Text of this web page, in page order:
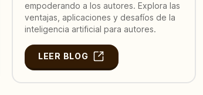
empoderando a los autores. Explora las
ventajas, aplicaciones y desafíos de la
inteligencia artificial para autores.
LEER BLOG